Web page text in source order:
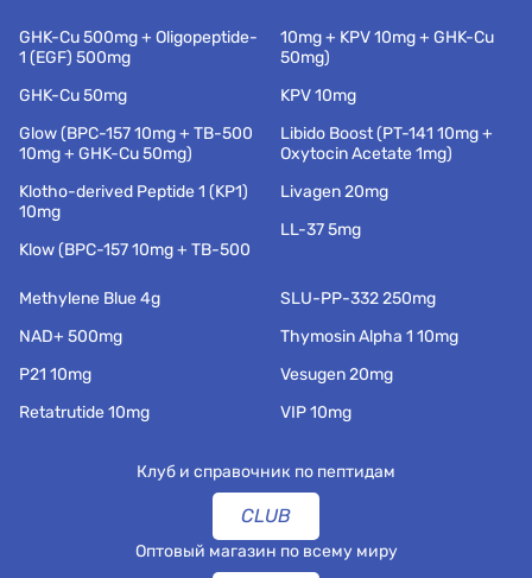
Клуб и справочник по пептидам
CLUB
Оптовый магазин по всему миру
GHK-Cu 500mg + Oligopeptide-
1 (EGF) 500mg
GHK-Cu 50mg
Glow (BPC-157 10mg + TB-500
10mg + GHK-Cu 50mg)
Klotho-derived Peptide 1 (KP1)
10mg
Klow (BPC-157 10mg + TB-500
10mg + KPV 10mg + GHK-Cu
50mg)
KPV 10mg
Libido Boost (PT-141 10mg +
Oxytocin Acetate 1mg)
Livagen 20mg
LL-37 5mg
Methylene Blue 4g
NAD+ 500mg
P21 10mg
Retatrutide 10mg
SLU-PP-332 250mg
Thymosin Alpha 1 10mg
Vesugen 20mg
VIP 10mg